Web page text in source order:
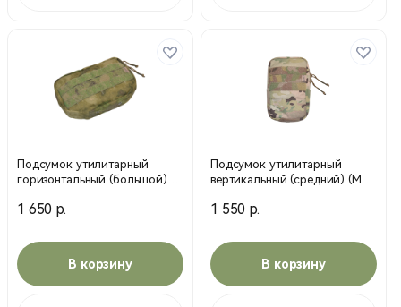
Подсумок утилитарный
горизонтальный (большой)
1 650 р.
В корзину
Подсумок утилитарный
вертикальный (средний) (МС)
1 550 р.
В корзину